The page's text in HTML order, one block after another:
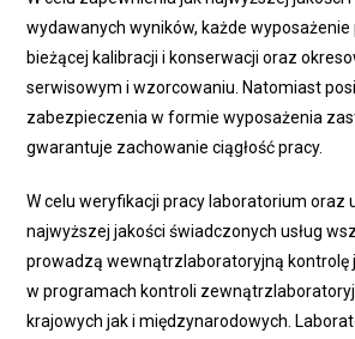
wydawanych wyników, każde
bieżącej kalibracji i konserwacji oraz
serwisowym i wzorcowaniu. Natomiast
zabezpieczenia w formie wyposażenia
gwarantuje zachowanie ciągłość pracy.
W celu weryfikacji pracy laboratorium oraz
najwyższej jakości świadczonych usług
prowadzą wewnątrzlaboratoryjną kontrolę
w programach kontroli
krajowych jak i międzynarodowych.